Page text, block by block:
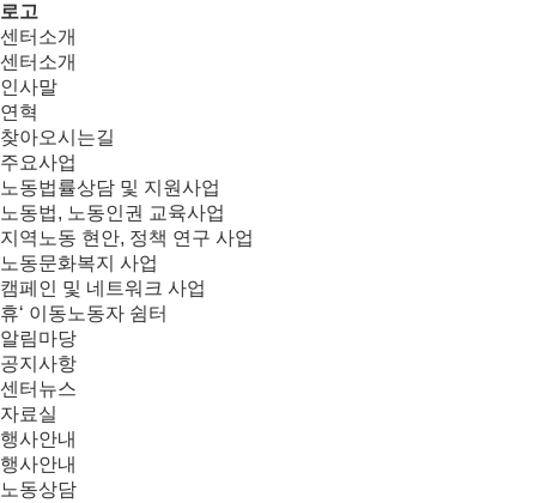
로고
센터소개
센터소개
인사말
연혁
찾아오시는길
주요사업
노동법률상담 및 지원사업
노동법, 노동인권 교육사업
지역노동 현안, 정책 연구 사업
노동문화복지 사업
캠페인 및 네트워크 사업
휴‘ 이동노동자 쉼터
알림마당
공지사항
센터뉴스
자료실
행사안내
행사안내
노동상담